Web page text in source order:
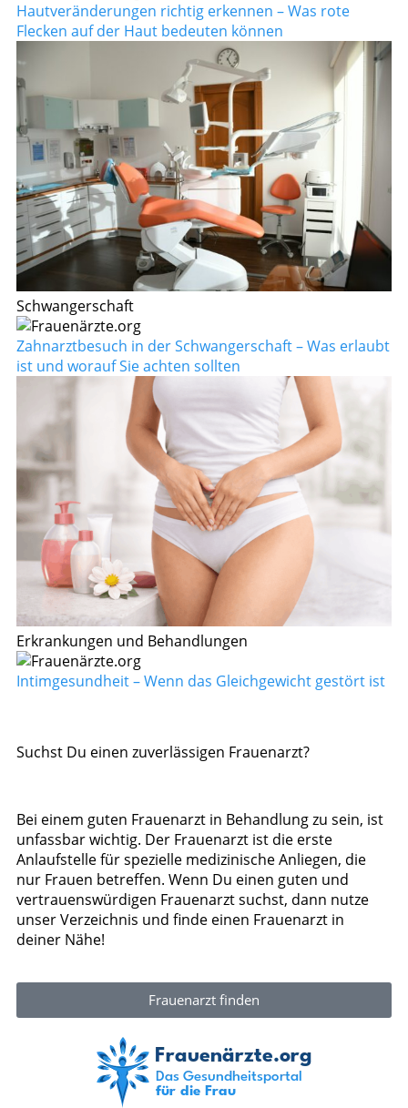
Hautveränderungen richtig erkennen – Was rote
Flecken auf der Haut bedeuten können
Schwangerschaft
Zahnarztbesuch in der Schwangerschaft – Was erlaubt
ist und worauf Sie achten sollten
Erkrankungen und Behandlungen
Intimgesundheit – Wenn das Gleichgewicht gestört ist
Suchst Du einen zuverlässigen Frauenarzt?
Bei einem guten Frauenarzt in Behandlung zu sein, ist
unfassbar wichtig. Der Frauenarzt ist die erste
Anlaufstelle für spezielle medizinische Anliegen, die
nur Frauen betreffen. Wenn Du einen guten und
vertrauenswürdigen Frauenarzt suchst, dann nutze
unser Verzeichnis und finde einen Frauenarzt in
deiner Nähe!
Frauenarzt finden